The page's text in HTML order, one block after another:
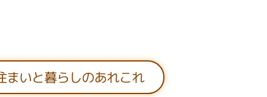
まいと暮らしのあれこれ